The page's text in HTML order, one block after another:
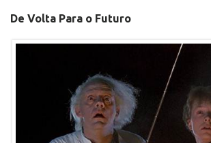
De Volta Para o Futuro